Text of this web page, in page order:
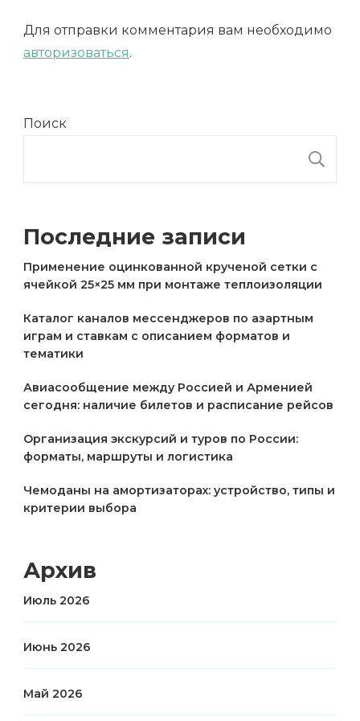
Для отправки комментария вам необходимо
авторизоваться.
Поиск
Последние записи
Применение оцинкованной крученой сетки с
ячейкой 25×25 мм при монтаже теплоизоляции
Каталог каналов мессенджеров по азартным
играм и ставкам с описанием форматов и
тематики
Авиасообщение между Россией и Арменией
сегодня: наличие билетов и расписание рейсов
Организация экскурсий и туров по России:
форматы, маршруты и логистика
Чемоданы на амортизаторах: устройство, типы и
критерии выбора
Архив
Июль 2026
Июнь 2026
Май 2026